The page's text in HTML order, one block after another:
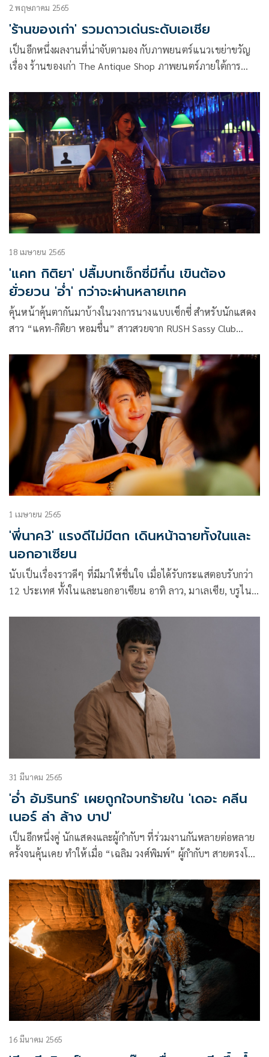
2 พฤษภาคม 2565
'ร้านของเก่า' รวมดาวเด่นระดับเอเชีย
เป็นอีกหนึ่งผลงานที่น่าจับตามอง กับภาพยนตร์แนวเขย่าขวัญ
เรื่อง ร้านของเก่า The Antique Shop ภาพยนตร์ภายใต้การ
สร้างโดยบริษัท เลยดูดี สตูดิโอ จำกัด และบริษัท NoonTalk
Media จำกัด
18 เมษายน 2565
'แคท กิติยา' ปลื้มบทเซ็กซี่มีกึ๋น เขินต้อง
ยั่วยวน 'อ่ำ' กว่าจะผ่านหลายเทค
คุ้นหน้าคุ้นตากันมาบ้างในวงการนางแบบเซ็กซี่ สำหรับนักแสดง
สาว “แคท-กิติยา หอมชื่น” สาวสวยจาก RUSH Sassy Club
ล้าง บาป” (THE CLEANER !) ภายใต้การผลิตของ “MONO
ORIGINALS” (โมโน ออริจินอลส์) ในเครือโมโนเน็กซ์ ล่าสุดใน
บทบาทการทำงานเป็นนักแสดงเต็มตัว ที่พร้อมให้ได้ชมทาง
“MONOMAX” (โมโนแมกซ์) ผู้นำดูหนังออนไลน์แบบถูกลิขสิทธิ์
ในเครือโมโน เน็กซ์
1 เมษายน 2565
'พี่นาค3' แรงดีไม่มีตก เดินหน้าฉายทั้งในและ
นอกอาเซียน
นับเป็นเรื่องราวดีๆ ที่มีมาให้ชื่นใจ เมื่อได้รับกระแสตอบรับกว่า
12 ประเทศ ทั้งในและนอกอาเซียน อาทิ ลาว, มาเลเซีย, บรูไน,
เมียนมาร์ (พม่า) , ฮ่องกง, มาเก๊า ยืนยันนำภาพยนตร์ พี่นาค 3
เข้าฉายในโรงภาพยนตร์หลังจากที่ประสบความสำเร็จกวาดราย
ได้ในประเทศไทยไปกว่า 70 ล้าน ทั่วประเทศ
31 มีนาคม 2565
'อ่ำ อัมรินทร์' เผยถูกใจบทร้ายใน 'เดอะ คลีน
เนอร์ ล่า ล้าง บาป'
เป็นอีกหนึ่งคู่ นักแสดงและผู้กำกับฯ ที่ร่วมงานกันหลายต่อหลาย
ครั้งจนคุ้นเคย ทำให้เมื่อ “เฉลิม วงศ์พิมพ์” ผู้กำกับฯ สายตรงโทร
งานกับ “MONO ORIGINALS” (โมโน ออริจินอลส์) ในเครือ
“MONO NEXT” (โมโนเน็กซ์) ในภาพยนตร์เรื่องใหม่ “เดอะ คลี
นเนอร์ ล่า ล้าง บาป” (THE CLEANER!) ที่เตรียมออกอากาศทาง
แอปพลิเคชัน “MONOMAX” (โมโนแมกซ์)
16 มีนาคม 2565